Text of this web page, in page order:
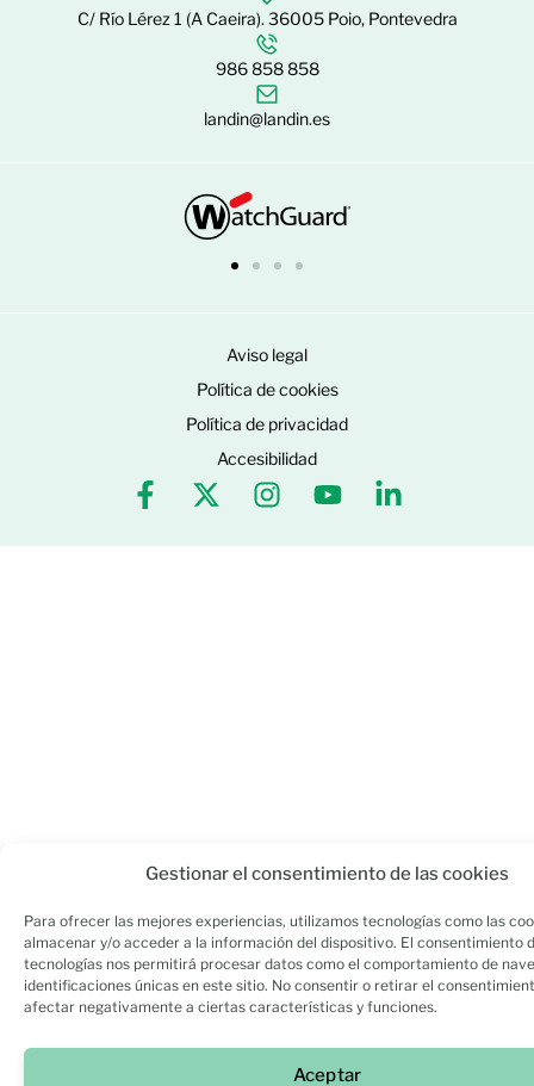
Gestionar el consentimiento de las cookies
Para ofrecer las mejores experiencias, utilizamos tecnologías como las
almacenar y/o acceder a la información del dispositivo. El consentimiento
tecnologías nos permitirá procesar datos como el comportamiento de
identificaciones únicas en este sitio. No consentir o retirar el
afectar negativamente a ciertas características y funciones.
Aceptar
C/ Río Lérez 1 (A Caeira). 36005 Poio, Pontevedra
986 858 858
landin@landin.es
Aviso legal
Política de cookies
Política de privacidad
Accesibilidad